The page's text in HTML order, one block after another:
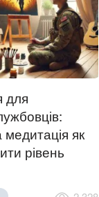
для
як
рівень